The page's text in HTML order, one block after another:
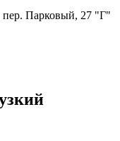
пер. Парковый, 27 "Г"